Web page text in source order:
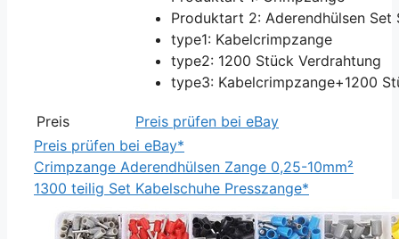
Produktart 2: Aderendhülsen Set
type1: Kabelcrimpzange
type2: 1200 Stück Verdrahtung
type3: Kabelcrimpzange+1200
Preis
Preis prüfen bei eBay
Preis prüfen bei eBay*
Crimpzange Aderendhülsen Zange 0,25-10mm²
1300 teilig Set Kabelschuhe Presszange*